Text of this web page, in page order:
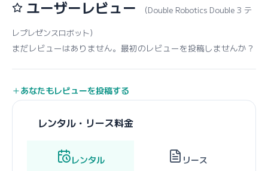
ユーザーレビュー
（Double Robotics Double 3 テ
レプレゼンスロボット）
まだレビューはありません。最初のレビューを投稿しませんか？
あなたもレビューを投稿する
レンタル・リース料金
レンタル リース